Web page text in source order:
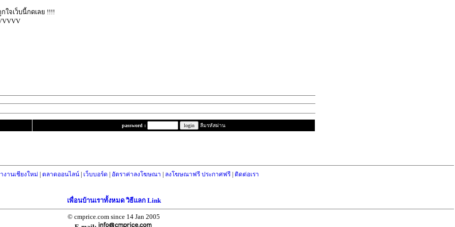
กใจเว็บนี้กดเลย !!!!
password : ลืมรหัสผ่าน
งานเชียงใหม่ | ตลาดออนไลน์| เว็บบอร์ด | อัตราค่าลงโฆษณา | ลงโฆษณาฟรี ประกาศฟรี| ติดต่อเรา
เพื่อนบ้านเราทั้งหมด วิธีแลก Link
© cmprice.com since 14 Jan 2005